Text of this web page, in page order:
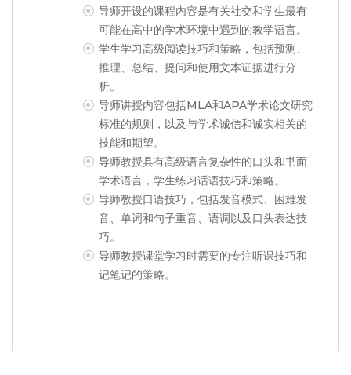
导师开设的课程内容是有关社交和学生最有
可能在高中的学术环境中遇到的教学语言。
学生学习高级阅读技巧和策略，包括预测、
推理、总结、提问和使用文本证据进行分
析。
导师讲授内容包括MLA和APA学术论文研究
标准的规则，以及与学术诚信和诚实相关的
技能和期望。
导师教授具有高级语言复杂性的口头和书面
学术语言，学生练习话语技巧和策略。
导师教授口语技巧，包括发音模式、困难发
音、单词和句子重音、语调以及口头表达技
巧。
导师教授课堂学习时需要的专注听课技巧和
记笔记的策略。